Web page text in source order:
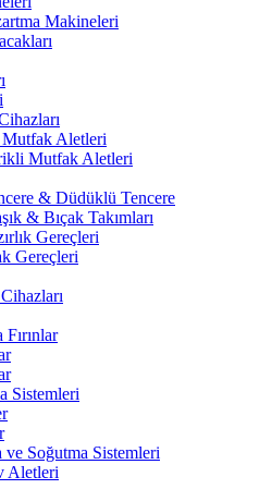
Makineleri
Aletleri
Mutfak Aletleri
& Düdüklü Tencere
& Bıçak Takımları
Gereçleri
Gereçleri
Sistemleri
ve Soğutma Sistemleri
Aletleri